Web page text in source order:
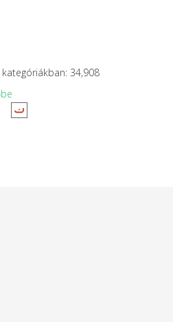
34,908